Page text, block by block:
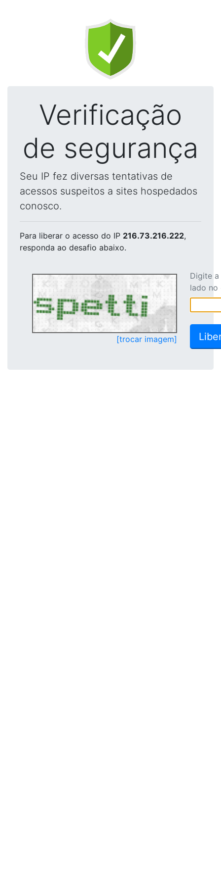
Verificação
de segurança
Seu IP fez diversas tentativas de
acessos suspeitos a sites hospedados
conosco.
Para liberar o acesso do IP 216.73.216.222,
responda ao desafio abaixo.
[trocar imagem]
Digite
lado no